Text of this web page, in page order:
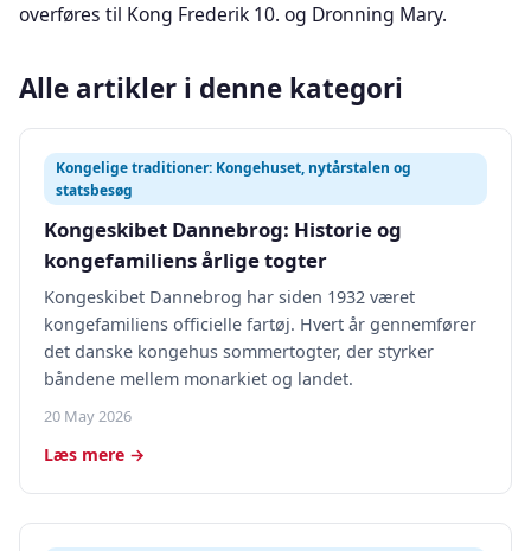
overføres til Kong Frederik 10. og Dronning Mary.
Alle artikler i denne kategori
Kongelige traditioner: Kongehuset, nytårstalen og
statsbesøg
Kongeskibet Dannebrog: Historie og
kongefamiliens årlige togter
Kongeskibet Dannebrog har siden 1932 været
kongefamiliens officielle fartøj. Hvert år gennemfører
det danske kongehus sommertogter, der styrker
båndene mellem monarkiet og landet.
20 May 2026
Læs mere →